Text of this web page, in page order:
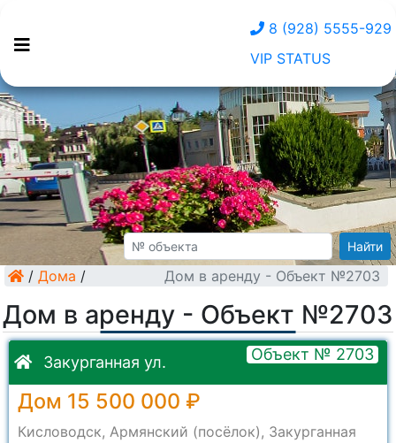
8 (928) 5555-929
VIP STATUS
Найти
/ Дома / Дом в аренду - Объект №2703
Дом в аренду - Объект №2703
Закурганная ул. Объект № 2703
Дом 15 500 000 ₽
Кисловодск, Армянский (посёлок), Закурганная